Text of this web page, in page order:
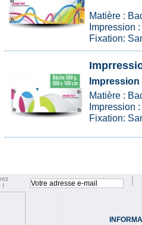
Matière :
Impression
Fixation:
Impression
Matière :
Impression
Fixation:
!